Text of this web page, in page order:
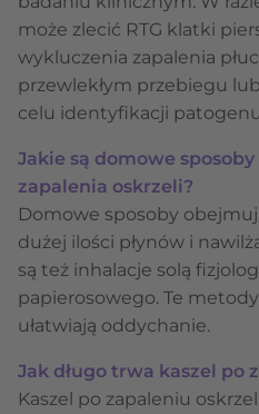
może zlecić RTG klatki
wykluczenia zapalenia
przewlekłym przebiegu
celu identyfikacji
Jakie są domowe
zapalenia oskrzeli?
Domowe sposoby
dużej ilości płynów i
są też inhalacje solą
papierosowego. Te metody
ułatwiają oddychanie.
Jak długo trwa kaszel po
Kaszel po zapaleniu